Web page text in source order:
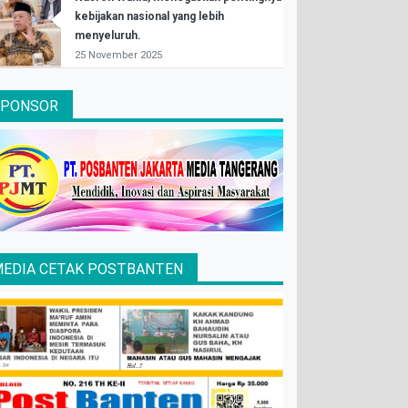
kebijakan nasional yang lebih
menyeluruh.
25 November 2025
CETAK POSTBANTEN